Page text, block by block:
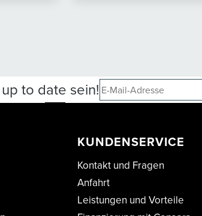
to date sein!
KUNDENSERVICE
Kontakt und Fragen
Anfahrt
Leistungen und Vorteile